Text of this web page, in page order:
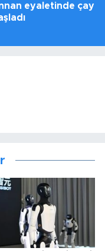
eyaletinde çay